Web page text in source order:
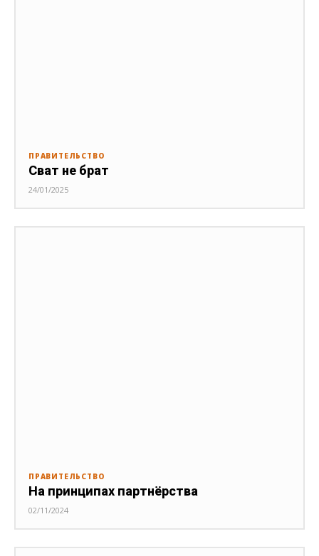
ПРАВИТЕЛЬСТВО
Сват не брат
24/01/2025
ПРАВИТЕЛЬСТВО
На принципах партнёрства
02/11/2024